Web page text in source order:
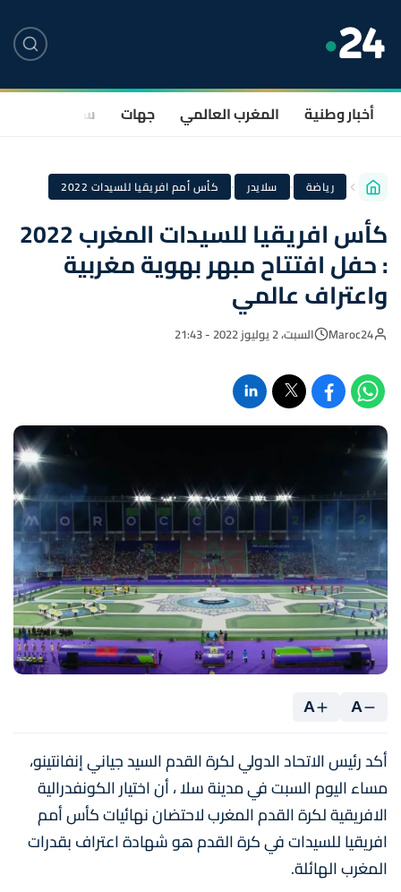
أخبار وطنية المغرب العالمي جهات سياسة
رياضة · سلايدر · كأس أمم افريقيا للسيدات 2022
كأس افريقيا للسيدات المغرب 2022
: حفل افتتاح مبهر بهوية مغربية
واعتراف عالمي
Maroc24 السبت، 2 يوليوز 2022 - 21:43
A
A
أكد رئيس الاتحاد الدولي لكرة القدم السيد جياني إنفانتينو،
مساء اليوم السبت في مدينة سلا ، أن اختيار الكونفدرالية
الافريقية لكرة القدم المغرب لاحتضان نهائيات كأس أمم
افريقيا للسيدات في كرة القدم هو شهادة اعتراف بقدرات
المغرب الهائلة.